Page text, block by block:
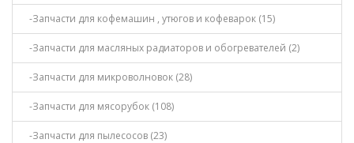
-Запчасти для кофемашин , утюгов и кофеварок (15)
-Запчасти для масляных радиаторов и обогревателей (2)
-Запчасти для микроволновок (28)
-Запчасти для мясорубок (108)
-Запчасти для пылесосов (23)